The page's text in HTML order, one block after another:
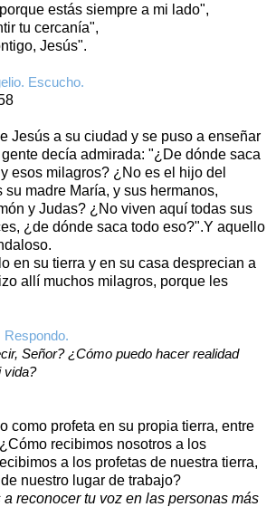
estás siempre a mi lado",
tu cercanía",
Jesús".
Escucho.
Jesús a su ciudad y se puso a enseñar
decía admirada: "¿De dónde saca
esos milagros? ¿No es el hijo del
madre María, y sus hermanos,
y Judas? ¿No viven aquí todas sus
¿de dónde saca todo eso?".Y aquello
en su tierra y en su casa desprecian a
allí muchos milagros, porque les
Respondo.
Señor? ¿Cómo puedo hacer realidad
vida?
como profeta en su propia tierra, entre
recibimos nosotros a los
a los profetas de nuestra tierra,
nuestro lugar de trabajo?
tu voz en las personas más